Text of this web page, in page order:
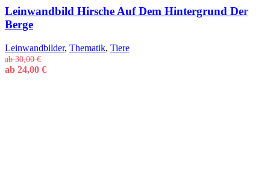
Leinwandbild Hirsche Auf Dem Hintergrund Der
Berge
Leinwandbilder, Thematik, Tiere
ab30,00€
ab 24,00 €